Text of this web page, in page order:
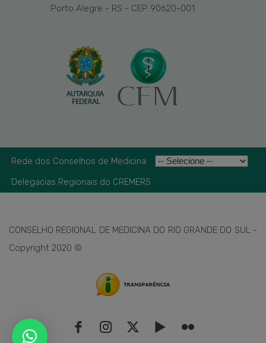
Porto Alegre - RS - CEP 90620-001
Rede dos Conselhos de Medicina
Delegacias Regionais do CREMERS
CONSELHO REGIONAL DE MEDICINA DO RIO GRANDE DO SUL -
Copyright 2020 ©